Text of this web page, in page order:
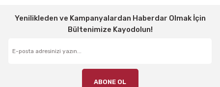
Yenilikleden ve Kampanyalardan Haberdar Olmak İçin
Bültenimize Kayodolun!
ABONE OL